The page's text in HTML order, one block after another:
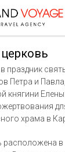
праздник
Петра и
княгини
храма в
расположена